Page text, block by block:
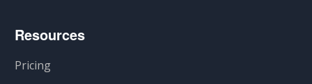
Resources
Pricing